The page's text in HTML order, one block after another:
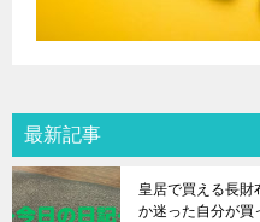
最新記事
皇居で買える長財
か迷った自分が買